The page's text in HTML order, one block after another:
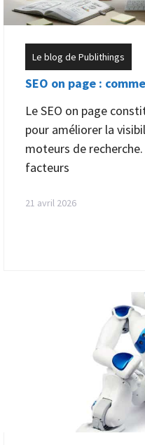
Le blog de Publithings
SEO on page :
Le SEO on page
pour améliorer la
moteurs de
facteurs
21 avril 2026